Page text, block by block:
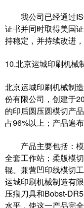
我公司已经通过
证书并同时取得美国
持稳定，并持续改进
10.北京运城印刷机械
北京运城印刷机械制
份有限公司，创建于
的印后圆压圆模切产
占96%以上；产品遍
产品主要包括：模
全套工作站；柔版模
辊。兼营凹印线模
运城印刷机械制造有
压痕刀具和Bobst-
水平，使这一产品